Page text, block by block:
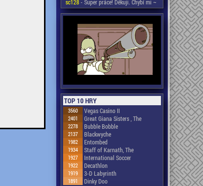
sc128- Super práce! Děkuji. Chybí mi ~
TOP 10 HRY
3560 Vegas Casino II
2401 Great Giana Sisters , The
2278 Bubble Bobble
2137 Blackwyche
1982 Entombed
1934 Staff of Karnath, The
1927 International Soccer
1922 Decathlon
1919 3-D Labyrinth
1891 Dinky Doo